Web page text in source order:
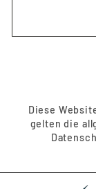
Diese
gelten die